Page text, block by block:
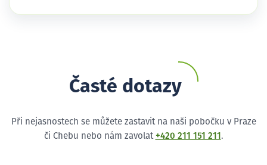
Časté dotazy
Při nejasnostech se můžete zastavit na naši pobočku v Praze
či Chebu nebo nám zavolat +420 211 151 211 .